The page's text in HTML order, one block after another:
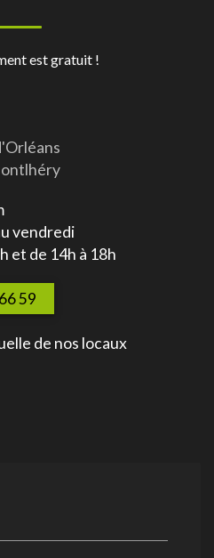
est gratuit !
vendredi
et de 14h à 18h
59
de nos locaux